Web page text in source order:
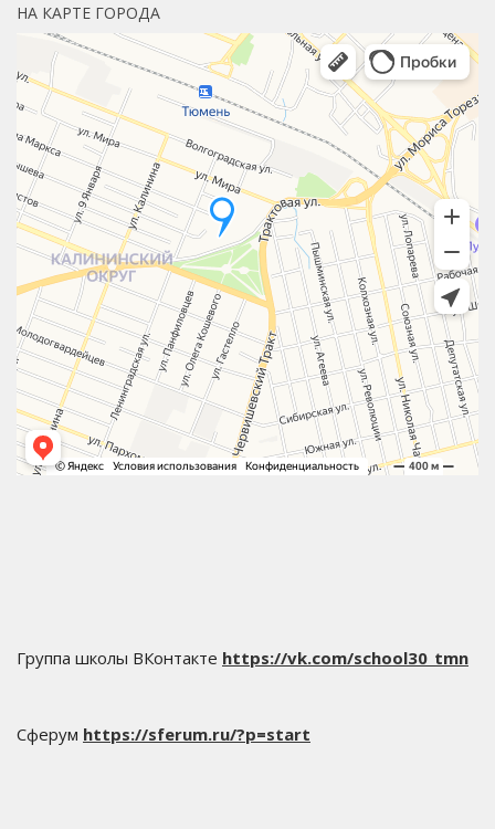
НА КАРТЕ ГОРОДА
Группа школы ВКонтакте https://vk.com/school30_tmn
Сферум https://sferum.ru/?p=start